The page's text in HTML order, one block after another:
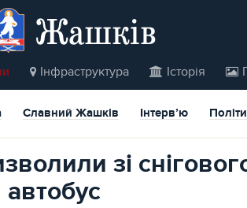
Жашків
Інфраструктура Історія
Славний Жашків Інтерв’ю
зі